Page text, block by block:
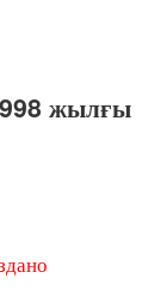
жылғы